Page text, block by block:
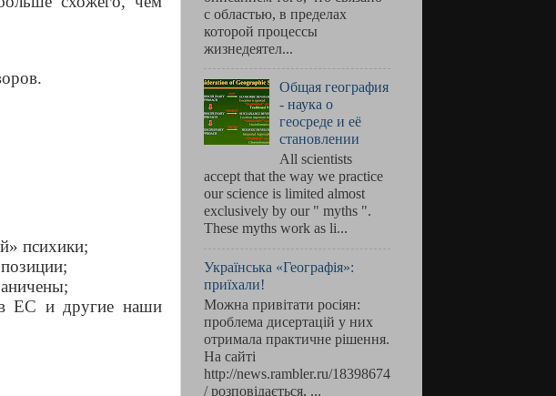
психики;
в ЕС и другие наши
с областью, в пределах
которой процессы
жизнедеятел...
Общая география
- наука о
геосреде и её
становлении
All scientists
accept that the way we practice
our science is limited almost
exclusively by our " myths ".
These myths work as li...
Українська «Географія»:
приїхали!
Можна привітати росіян:
проблема дисертацій у них
отримала практичне рішення.
На сайті
http://news.rambler.ru/18398674
/ розповідається, ...